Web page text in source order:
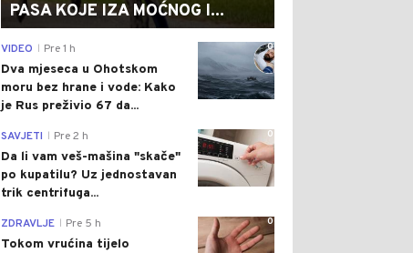
PASA KOJE IZA MOĆNOG I...
0
VIDEO Pre 1 h
Dva mjeseca u Ohotskom
moru bez hrane i vode: Kako
je Rus preživio 67 da...
0
SAVJETI Pre 2 h
Da li vam veš-mašina "skače"
po kupatilu? Uz jednostavan
trik centrifuga...
0
ZDRAVLJE Pre 5 h
Tokom vrućina tijelo